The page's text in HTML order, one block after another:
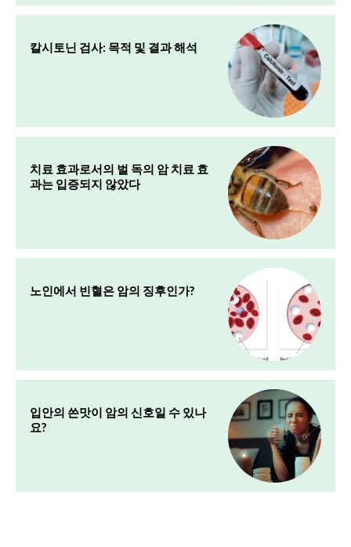
칼시토닌 검사: 목적 및 결과 해석
치료 효과로서의 벌 독의 암 치료 효
과는 입증되지 않았다
노인에서 빈혈은 암의 징후인가?
입안의 쓴맛이 암의 신호일 수 있나
요?